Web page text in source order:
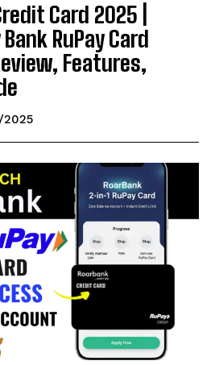
Card 2025 |
RuPay Card
Features,